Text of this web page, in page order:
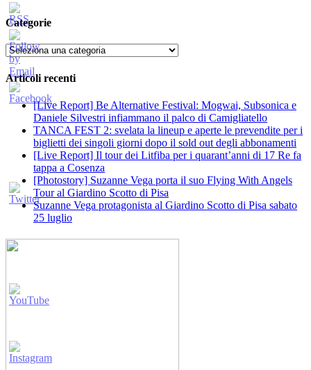
Categorie
Categorie
Articoli recenti
[Live Report] Be Alternative Festival: Mogwai, Subsonica e
Daniele Silvestri infiammano il palco di Camigliatello
TANCA FEST 2: svelata la lineup e aperte le prevendite per i
biglietti dei singoli giorni dopo il sold out degli abbonamenti
[Live Report] Il tour dei Litfiba per i quarant’anni di 17 Re fa
tappa a Cosenza
[Photostory] Suzanne Vega porta il suo Flying With Angels
Tour al Giardino Scotto di Pisa
Suzanne Vega protagonista al Giardino Scotto di Pisa sabato
25 luglio